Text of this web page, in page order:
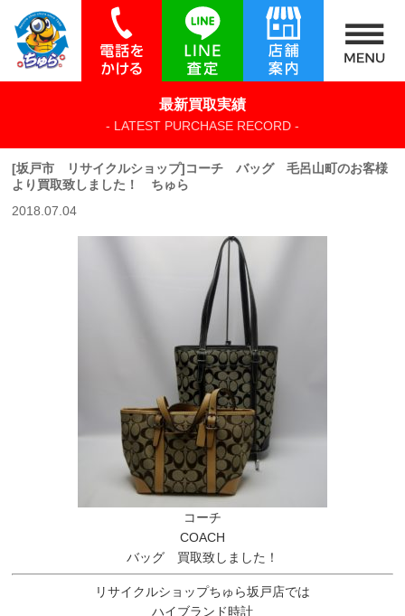
最新買取実績
- LATEST PURCHASE RECORD -
[坂戸市 リサイクルショップ]コーチ バッグ 毛呂山町のお客様
より買取致しました！ ちゅら
2018.07.04
コーチ
COACH
バッグ 買取致しました！
リサイクルショップちゅら坂戸店では
ハイブランド時計